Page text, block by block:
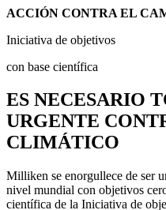
ACCIÓN CONTRA EL
Iniciativa de objetivos
con base científica
ES NECESARIO
URGENTE
CLIMÁTICO
Milliken se enorgullece de ser
nivel mundial con objetivos
científica de la Iniciativa de